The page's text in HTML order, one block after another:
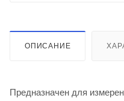
ОПИСАНИЕ
Предназначен для